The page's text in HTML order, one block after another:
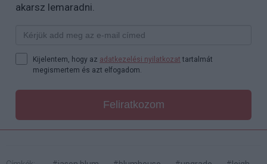
akarsz lemaradni.
Kijelentem, hogy az adatkezelési nyilatkozat tartalmát
megismertem és azt elfogadom.
Feliratkozom